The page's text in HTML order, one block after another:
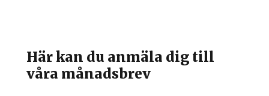
Här kan du anmäla dig till
våra månadsbrev